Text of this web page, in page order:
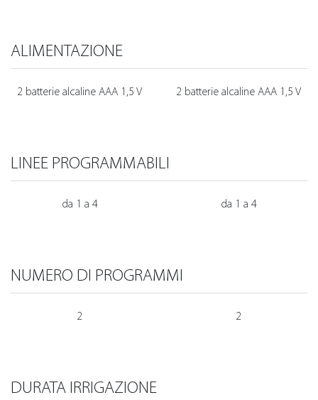
ALIMENTAZIONE
2 batterie alcaline AAA 1,5 V 2 batterie alcaline AAA 1,5 V
LINEE PROGRAMMABILI
da 1 a 4 da 1 a 4
NUMERO DI PROGRAMMI
2 2
DURATA IRRIGAZIONE